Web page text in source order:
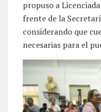
propuso a
frente de la
considerando que
necesarias para el